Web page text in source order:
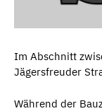
Im Abschnitt
Jägersfreuder
Während der